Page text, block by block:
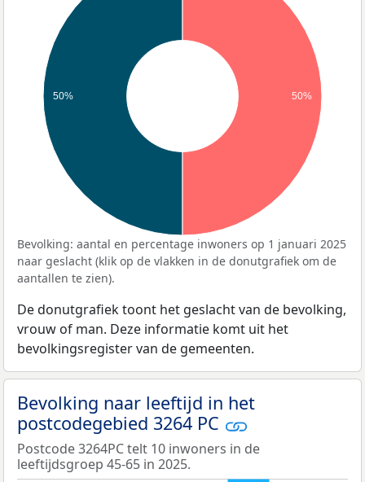
50% 50%
Bevolking: aantal en percentage inwoners op 1 januari 2025
naar geslacht (klik op de vlakken in de donutgrafiek om de
aantallen te zien).
De donutgrafiek toont het geslacht van de bevolking,
vrouw of man. Deze informatie komt uit het
bevolkingsregister van de gemeenten.
Bevolking naar leeftijd in het
postcodegebied 3264 PC
Postcode 3264PC telt 10 inwoners in de
leeftijdsgroep 45-65 in 2025.